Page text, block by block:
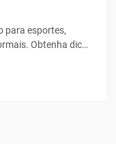
para esportes,
Obtenha dicas